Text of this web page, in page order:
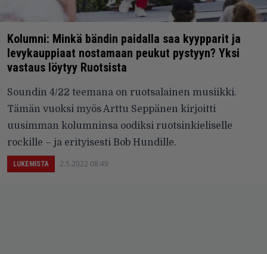
Kolumni: Minkä bändin paidalla saa kyypparit ja
levykauppiaat nostamaan peukut pystyyn? Yksi
vastaus löytyy Ruotsista
Soundin 4/22 teemana on ruotsalainen musiikki.
Tämän vuoksi myös Arttu Seppänen kirjoitti
uusimman kolumninsa oodiksi ruotsinkieliselle
rockille – ja erityisesti Bob Hundille.
LUKEMISTA 2.5.2022 08:49